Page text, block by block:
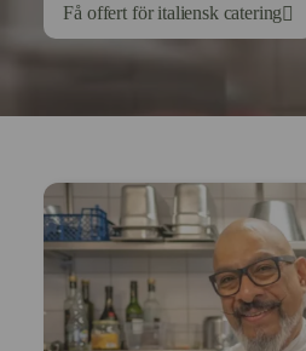
Få offert för italiensk catering